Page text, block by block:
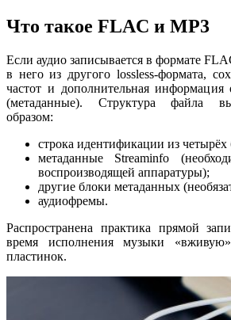
Что такое FLAC и MP3
Если аудио записывается в формате
в него из другого lossless-формата,
частот и дополнительная
(метаданные). Структура файла
образом:
строка идентификации из четырёх
метаданные Streaminfo
воспроизводящей аппаратуры);
другие блоки метаданных
аудиофремы.
Распространена практика прямой
время исполнения музыки
пластинок.